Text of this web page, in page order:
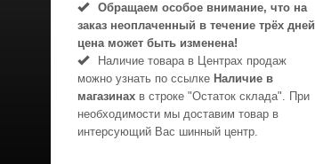
Обращаем особое внимание, что на
заказ неоплаченный в течениe трёх дней
цена может быть изменена!
Наличие товара в Центрах продаж
можно узнать по ссылке Наличие в
магазинах в строке "Остаток склада". При
необходимости мы доставим товар в
интерсующий Вас шинный центр.